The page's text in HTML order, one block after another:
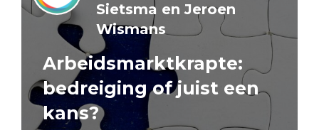
Sietsma en Jeroen
Wismans
Arbeidsmarktkrapte:
bedreiging of juist een
kans?